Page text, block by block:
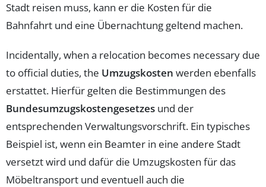
Stadt reisen muss, kann er die Kosten für die
Bahnfahrt und eine Übernachtung geltend machen.
Incidentally, when a relocation becomes necessary due
to official duties, the Umzugskosten werden ebenfalls
erstattet. Hierfür gelten die Bestimmungen des
Bundesumzugskostengesetzes und der
entsprechenden Verwaltungsvorschrift. Ein typisches
Beispiel ist, wenn ein Beamter in eine andere Stadt
versetzt wird und dafür die Umzugskosten für das
Möbeltransport und eventuell auch die